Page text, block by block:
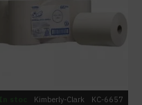
Kimberly-Clark KC-6657